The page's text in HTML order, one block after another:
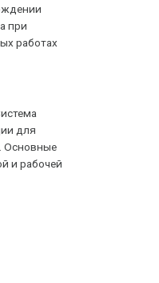
при
работах
для
Основные
и рабочей